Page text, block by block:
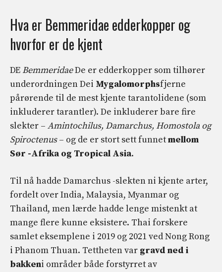
Hva er Bemmeridae edderkopper og
hvorfor er de kjent
DE BemmeridaeDe er edderkopper som tilhører
underordningen Dei Mygalomorphsfjerne
pårørende til de mest kjente tarantolidene (som
inkluderer tarantler). De inkluderer bare fire
slekter – Amintochilus, Damarchus, Homostola og
Spiroctenus– og de er stort sett funnetmellom
Sør -Afrika og Tropical Asia.
Til nå hadde Damarchus -slekten ni kjente arter,
fordelt over India, Malaysia, Myanmar og
Thailand, men lærde hadde lenge mistenkt at
mange flere kunne eksistere. Thai forskere
samlet eksemplene i 2019 og 2021 ved Nong Rong
i Phanom Thuan. Tettheten var gravd ned i
bakkeni områder både forstyrret av